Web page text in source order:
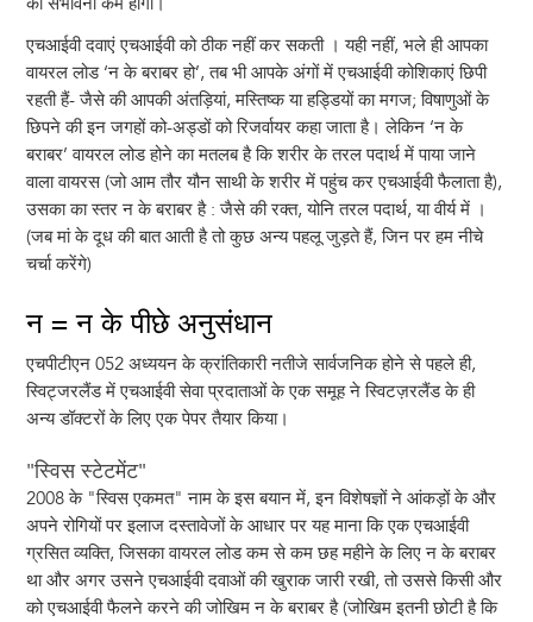
एचआईवी दवाएं एचआईवी को ठीक नहीं कर सकती । यही नहीं, भले ही आपका
वायरल लोड ‘न के बराबर हो’, तब भी आपके अंगों में एचआईवी कोशिकाएं छिपी
रहती हैं- जैसे की आपकी अंतड़ियां, मस्तिष्क या हड्डियों का मगज; विषाणुओं के
छिपने की इन जगहों को-अड्डों को रिजर्वायर कहा जाता है। लेकिन ‘न के
बराबर’ वायरल लोड होने का मतलब है कि शरीर के तरल पदार्थ में पाया जाने
वाला वायरस (जो आम तौर यौन साथी के शरीर में पहुंच कर एचआईवी फैलाता है),
उसका का स्तर न के बराबर है : जैसे की रक्त, योनि तरल पदार्थ, या वीर्य में ।
(जब मां के दूध की बात आती है तो कुछ अन्य पहलू जुड़ते हैं, जिन पर हम नीचे
चर्चा करेंगे)
न = न के पीछे अनुसंधान
एचपीटीएन 052 अध्ययन के क्रांतिकारी नतीजे सार्वजनिक होने से पहले ही,
स्विट्जरलैंड में एचआईवी सेवा प्रदाताओं के एक समूह ने स्विटज़रलैंड के ही
अन्य डॉक्टरों के लिए एक पेपर तैयार किया।
"स्विस स्टेटमेंट"
2008 के "स्विस एकमत" नाम के इस बयान में, इन विशेषज्ञों ने आंकड़ों के और
अपने रोगियों पर इलाज दस्तावेजों के आधार पर यह माना कि एक एचआईवी
ग्रसित व्यक्ति, जिसका वायरल लोड कम से कम छह महीने के लिए न के बराबर
था और अगर उसने एचआईवी दवाओं की खुराक जारी रखी, तो उससे किसी और
को एचआईवी फैलने करने की जोखिम न के बराबर है (जोखिम इतनी छोटी है कि